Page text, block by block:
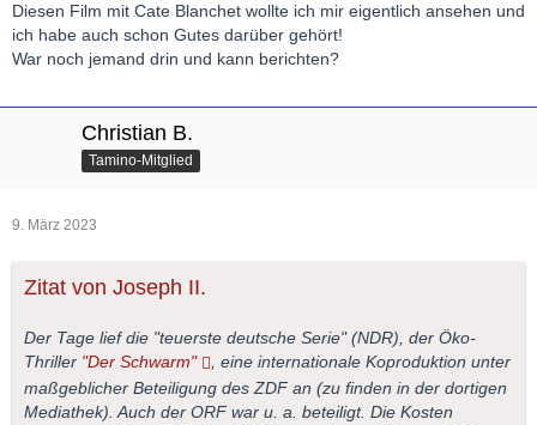
Diesen Film mit Cate Blanchet wollte ich mir eigentlich ansehen und
ich habe auch schon Gutes darüber gehört!
War noch jemand drin und kann berichten?
Christian B.
Tamino-Mitglied
9. März 2023
Zitat von Joseph II.
Der Tage lief die "teuerste deutsche Serie" (NDR), der Öko-
Thriller "Der Schwarm"
, eine internationale Koproduktion unter
maßgeblicher Beteiligung des ZDF an (zu finden in der dortigen
Mediathek). Auch der ORF war u. a. beteiligt. Die Kosten